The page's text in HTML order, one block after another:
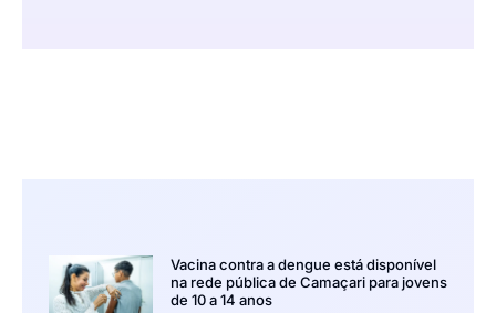
Vacina contra a dengue está disponível
na rede pública de Camaçari para jovens
de 10 a 14 anos